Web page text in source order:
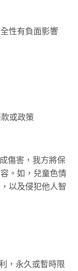
性有負面影響
或政策
傷害，我方將保
。如，兒童色情
以及侵犯他人智
，永久或暫時限